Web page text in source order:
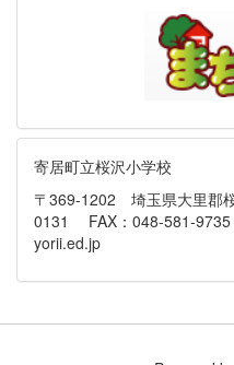
寄居町立桜沢小学校
〒369-1202 埼玉県大里郡
0131 FAX：048-581-
yorii.ed.jp